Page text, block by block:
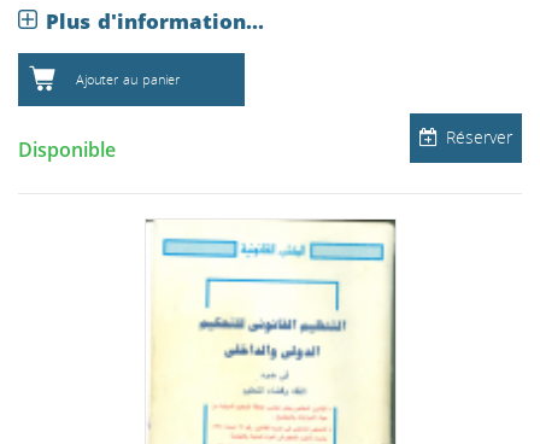
Plus d'information...
Ajouter au panier
Réserver
Disponible